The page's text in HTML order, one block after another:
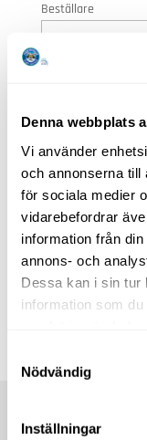
Denna webbplats
Vi använder
och annonserna till
för sociala medier
vidarebefordrar
information från
annons- och
Dessa kan i sin tur
information som
Nödvändig
Inställningar
Beställare